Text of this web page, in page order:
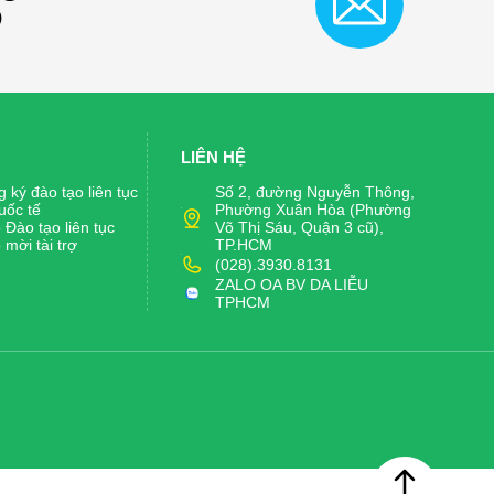
ký đào tạo liên tục
tế
Đào tạo liên tục
mời tài trợ
LIÊN HỆ
Số 2, đường Nguyễn Thông,
Phường Xuân Hòa (Phường
Võ Thị Sáu, Quận 3 cũ),
TP.HCM
(028).3930.8131
ZALO OA BV DA LIỄU
TPHCM